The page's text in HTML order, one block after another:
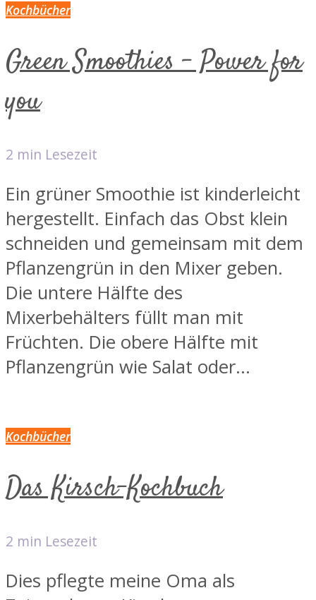
Kochbücher
Green Smoothies – Power for
you
2 min Lesezeit
Ein grüner Smoothie ist kinderleicht
hergestellt. Einfach das Obst klein
schneiden und gemeinsam mit dem
Pflanzengrün in den Mixer geben.
Die untere Hälfte des
Mixerbehälters füllt man mit
Früchten. Die obere Hälfte mit
Pflanzengrün wie Salat oder...
Kochbücher
Das Kirsch-Kochbuch
2 min Lesezeit
Dies pflegte meine Oma als